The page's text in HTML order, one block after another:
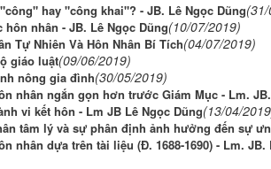
hay "công khai"? - JB. Lê Ngọc Dũng
hôn nhân - JB. Lê Ngọc Dũng(10/07/2019)
Tự Nhiên Và Hôn Nhân Bí Tích(04/07/2019)
giáo luật(09/06/2019)
nông gia đình(30/05/2019)
nhân ngắn gọn hơn trước Giám Mục - Lm.
vi kết hôn - Lm JB Lê Ngọc Dũng(13/04/
tâm lý và sự phân định ảnh hưởng đến sự
nhân dựa trên tài liệu (Đ. 1688-1690) - Lm. JB.